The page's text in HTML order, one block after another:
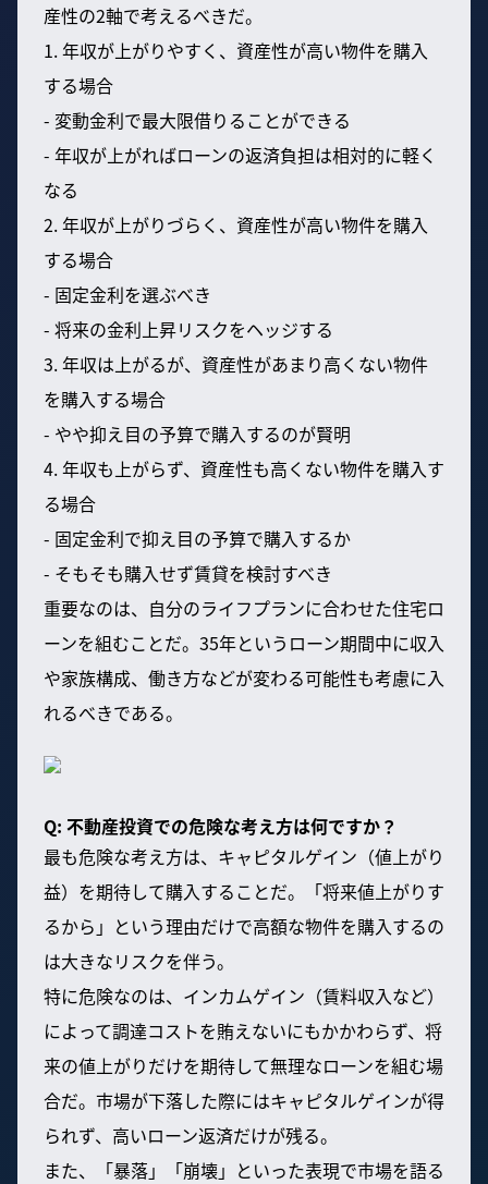
産性の2軸で考えるべきだ。
1. 年収が上がりやすく、資産性が高い物件を購入
する場合
- 変動金利で最大限借りることができる
- 年収が上がればローンの返済負担は相対的に軽く
なる
2. 年収が上がりづらく、資産性が高い物件を購入
する場合
- 固定金利を選ぶべき
- 将来の金利上昇リスクをヘッジする
3. 年収は上がるが、資産性があまり高くない物件
を購入する場合
- やや抑え目の予算で購入するのが賢明
4. 年収も上がらず、資産性も高くない物件を購入す
る場合
- 固定金利で抑え目の予算で購入するか
- そもそも購入せず賃貸を検討すべき
重要なのは、自分のライフプランに合わせた住宅ロ
ーンを組むことだ。35年というローン期間中に収入
や家族構成、働き方などが変わる可能性も考慮に入
れるべきである。
Q: 不動産投資での危険な考え方は何ですか？
最も危険な考え方は、キャピタルゲイン（値上がり
益）を期待して購入することだ。「将来値上がりす
るから」という理由だけで高額な物件を購入するの
は大きなリスクを伴う。
特に危険なのは、インカムゲイン（賃料収入など）
によって調達コストを賄えないにもかかわらず、将
来の値上がりだけを期待して無理なローンを組む場
合だ。市場が下落した際にはキャピタルゲインが得
られず、高いローン返済だけが残る。
また、「暴落」「崩壊」といった表現で市場を語る